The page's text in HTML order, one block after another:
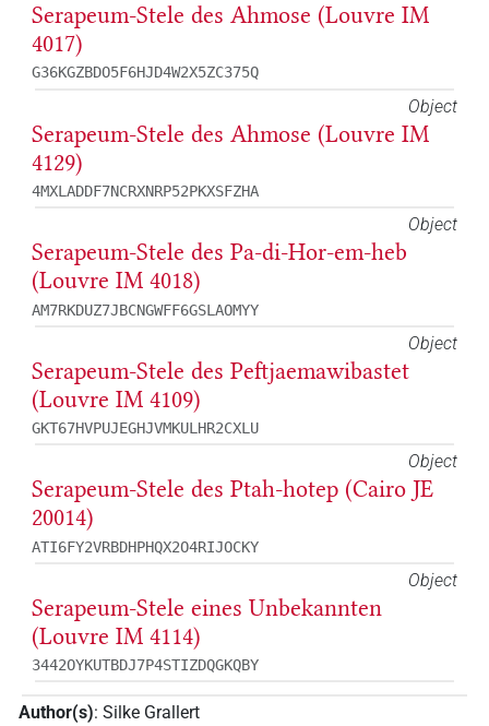
Serapeum-Stele des Ahmose (Louvre IM
4017)
G36KGZBDO5F6HJD4W2X5ZC375Q
Object
Serapeum-Stele des Ahmose (Louvre IM
4129)
4MXLADDF7NCRXNRP52PKXSFZHA
Object
Serapeum-Stele des Pa-di-Hor-em-heb
(Louvre IM 4018)
AM7RKDUZ7JBCNGWFF6GSLAOMYY
Object
Serapeum-Stele des Peftjaemawibastet
(Louvre IM 4109)
GKT67HVPUJEGHJVMKULHR2CXLU
Object
Serapeum-Stele des Ptah-hotep (Cairo JE
20014)
ATI6FY2VRBDHPHQX2O4RIJOCKY
Object
Serapeum-Stele eines Unbekannten
(Louvre IM 4114)
3442OYKUTBDJ7P4STIZDQGKQBY
Author(s): Silke Grallert